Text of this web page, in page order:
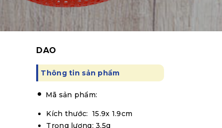
DAO
Thông tin sản phẩm
Mã sản phẩm:
Kích thước: 15.9x 1.9cm
Trọng lượng: 3.5g